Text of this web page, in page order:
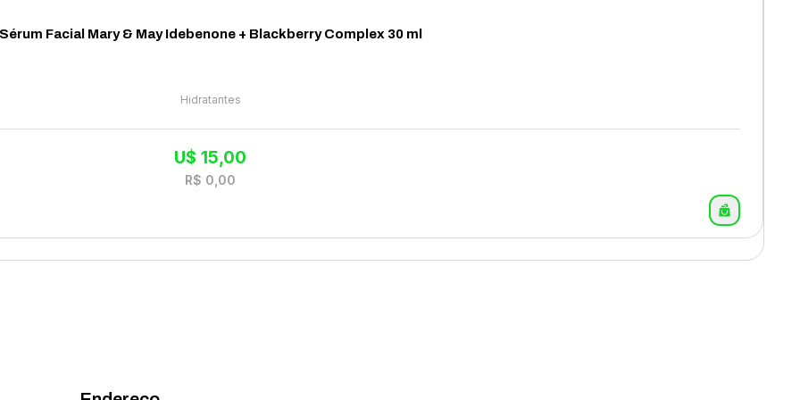
Sérum Facial Mary & May Idebenone + Blackberry Complex 30 ml
Hidratantes
U$15,00
R$ 0,00